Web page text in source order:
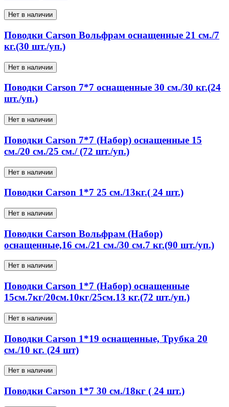
Нет в наличии
Поводки Carson Вольфрам оснащенные 21 см./7
кг.(30 шт./уп.)
Нет в наличии
Поводки Carson 7*7 оснащенные 30 см./30 кг.(24
шт./уп.)
Нет в наличии
Поводки Carson 7*7 (Набор) оснащенные 15
см./20 см./25 см./ (72 шт./уп.)
Нет в наличии
Поводки Carson 1*7 25 см./13кг.( 24 шт.)
Нет в наличии
Поводки Carson Вольфрам (Набор)
оснащенные,16 см./21 см./30 см.7 кг.(90 шт./уп.)
Нет в наличии
Поводки Carson 1*7 (Набор) оснащенные
15см.7кг/20см.10кг/25см.13 кг.(72 шт./уп.)
Нет в наличии
Поводки Carson 1*19 оснащенные, Трубка 20
см./10 кг. (24 шт)
Нет в наличии
Поводки Carson 1*7 30 см./18кг ( 24 шт.)